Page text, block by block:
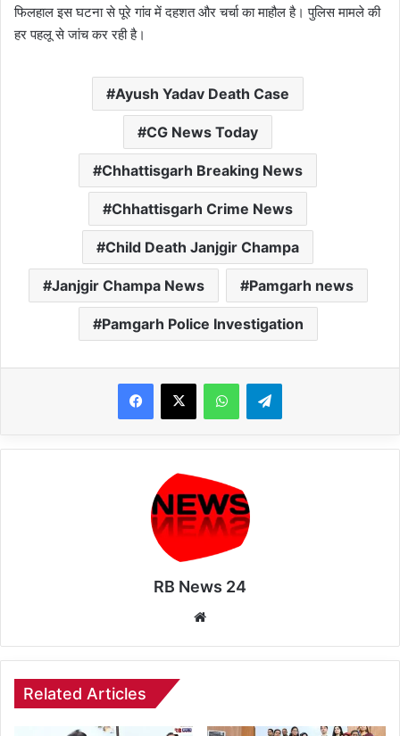
फिलहाल इस घटना से पूरे गांव में दहशत और चर्चा का माहौल है। पुलिस मामले की
हर पहलू से जांच कर रही है।
Ayush Yadav Death Case
CG News Today
Chhattisgarh Breaking News
Chhattisgarh Crime News
Child Death Janjgir Champa
Janjgir Champa News Pamgarh news
Pamgarh Police Investigation
WhatsAppTelegram
RB News 24
Related Articles